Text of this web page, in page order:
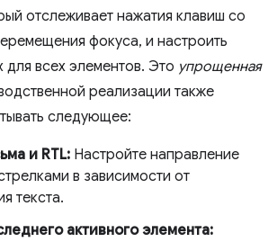
отслеживает нажатия клавиш со
фокуса, и настроить
для всех элементов. Это упрощенная
реализации также
следующее:
и RTL: Настройте направление
в зависимости от
текста.
активного элемента: